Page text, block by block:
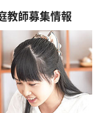
教師募集情報